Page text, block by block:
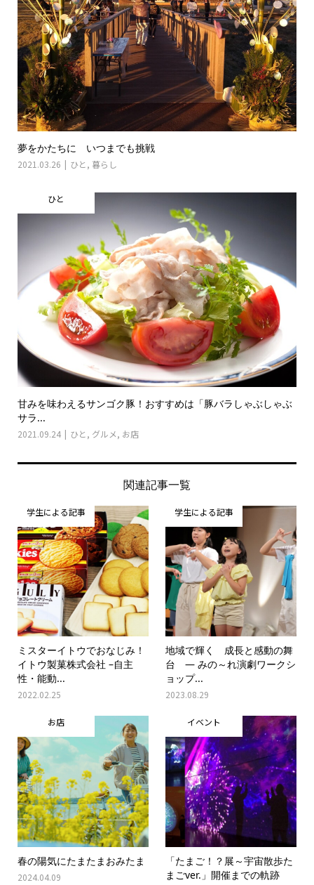
夢をかたちに いつまでも挑戦
2021.03.26 ひと , 暮らし
ひと
甘みを味わえるサンゴク豚！おすすめは「豚バラしゃぶしゃぶ
サラ...
2021.09.24 ひと , グルメ, お店
関連記事一覧
学生による記事
ミスターイトウでおなじみ！
イトウ製菓株式会社 –自主
性・能動...
2022.02.25
学生による記事
地域で輝く 成長と感動の舞
台 ― みの～れ演劇ワークシ
ョップ...
2023.08.29
お店
春の陽気にたまたまおみたま
2024.04.09
イベント
「たまご！？展～宇宙散歩た
まごver.」開催までの軌跡